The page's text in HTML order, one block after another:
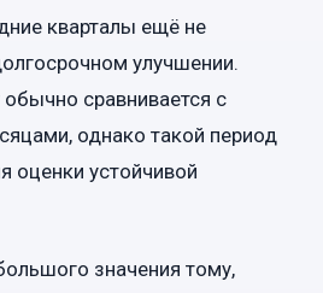
кварталы ещё не
улучшении.
сравнивается с
однако такой период
оценки устойчивой
значения тому,